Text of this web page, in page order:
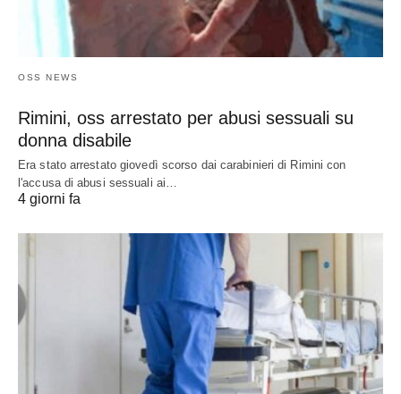
OSS NEWS
Rimini, oss arrestato per abusi sessuali su
donna disabile
Era stato arrestato giovedì scorso dai carabinieri di Rimini con
l'accusa di abusi sessuali ai…
4 giorni fa